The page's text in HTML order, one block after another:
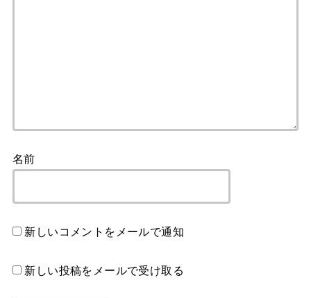
名前
新しいコメントをメールで通知
新しい投稿をメールで受け取る